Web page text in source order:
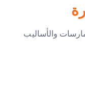
والأساليب